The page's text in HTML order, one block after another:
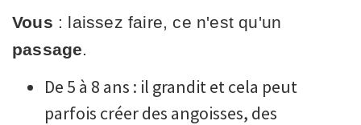
Vous : laissez faire, ce n'est qu'un
passage
De 5 à 8 ans : il grandit et cela peut
parfois créer des angoisses, des